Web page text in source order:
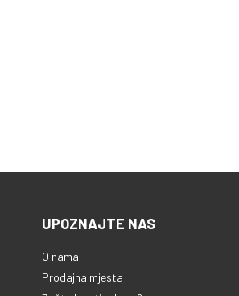
UPOZNAJTE NAS
O nama
Prodajna mjesta